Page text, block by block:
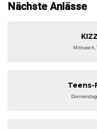
Nächste Anlässe
Mittwoch,
Teens-